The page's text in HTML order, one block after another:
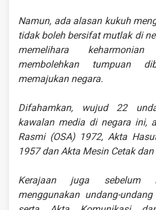
Namun, ada alasan kukuh
tidak boleh bersifat mutlak di
memelihara
membolehkan tumpuan
memajukan negara.
Difahamkan, wujud 22
kawalan media di negara ini,
Rasmi (OSA) 1972, Akta
1957 dan Akta Mesin Cetak
Kerajaan juga
menggunakan undang-